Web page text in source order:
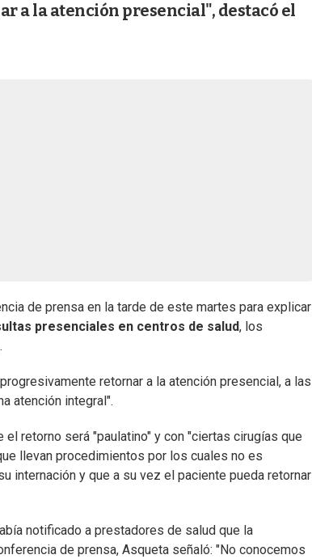
a la atención presencial", destacó el
de prensa en la tarde de este martes para explicar
presenciales en centros de salud, los
.
retornar a la atención presencial, a las
atención integral".
el retorno será "paulatino" y con "ciertas cirugías que
llevan procedimientos por los cuales no es
internación y que a su vez el paciente pueda retornar
notificado a prestadores de salud que la
de prensa, Asqueta señaló: "No conocemos